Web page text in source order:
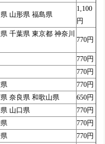
山形県 福島県
1,100
円
千葉県 東京都 神奈川
770円
770円
770円
770円
奈良県 和歌山県
650円
山口県
770円
770円
770円